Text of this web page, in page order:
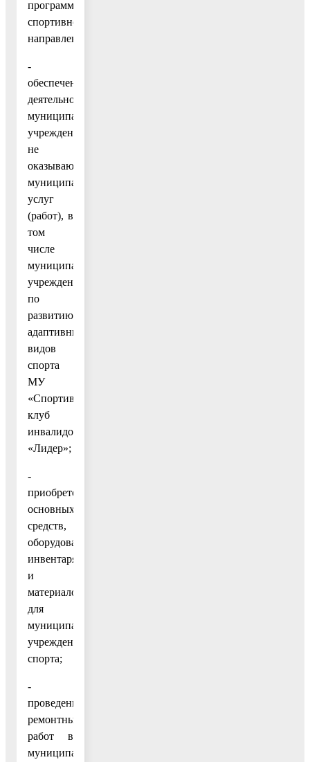
программ
спортивной
направленности;
-
обеспечение
деятельности
муниципальных
учреждений,
не
оказывающих
муниципальных
услуг
(работ), в
том
числе
муниципального
учреждения
по
развитию
адаптивных
видов
спорта
МУ
«Спортивный
клуб
инвалидов
«Лидер»;
-
приобретение
основных
средств,
оборудования,
инвентаря
и
материалов
для
муниципальных
учреждений
спорта;
-
проведение
ремонтных
работ в
муниципальных